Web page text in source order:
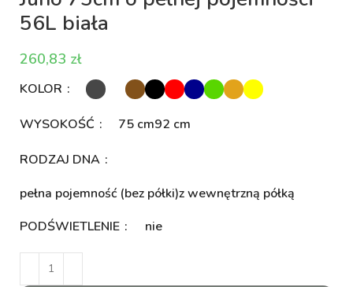
56L biała
zł
KOLOR
WYSOKOŚĆ 75 cm92 cm
RODZAJ DNA
pełna pojemność (bez półki)z wewnętrzną półką
PODŚWIETLENIE
nie